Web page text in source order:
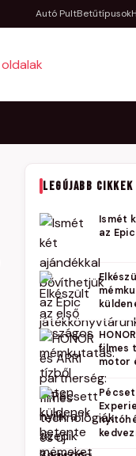
Autó PultBetűtípusok
LEGÚJABB CIKKEK
Ismét
az
filmes
motor